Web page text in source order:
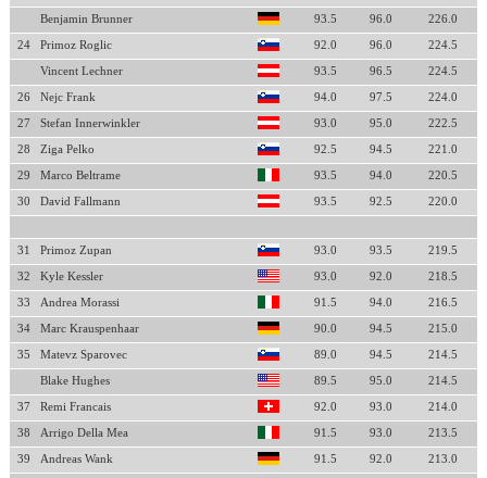
Benjamin Brunner 93.5 96.0 226.0
24 Primoz Roglic 92.0 96.0 224.5
Vincent Lechner 93.5 96.5 224.5
26 Nejc Frank 94.0 97.5 224.0
27 Stefan Innerwinkler 93.0 95.0 222.5
28 Ziga Pelko 92.5 94.5 221.0
29 Marco Beltrame 93.5 94.0 220.5
30 David Fallmann 93.5 92.5 220.0
31 Primoz Zupan 93.0 93.5 219.5
32 Kyle Kessler 93.0 92.0 218.5
33 Andrea Morassi 91.5 94.0 216.5
34 Marc Krauspenhaar 90.0 94.5 215.0
35 Matevz Sparovec 89.0 94.5 214.5
Blake Hughes 89.5 95.0 214.5
37 Remi Francais 92.0 93.0 214.0
38 Arrigo Della Mea 91.5 93.0 213.5
39 Andreas Wank 91.5 92.0 213.0